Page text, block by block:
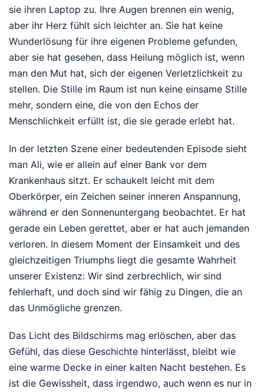
sie ihren Laptop zu. Ihre Augen brennen ein wenig,
aber ihr Herz fühlt sich leichter an. Sie hat keine
Wunderlösung für ihre eigenen Probleme gefunden,
aber sie hat gesehen, dass Heilung möglich ist, wenn
man den Mut hat, sich der eigenen Verletzlichkeit zu
stellen. Die Stille im Raum ist nun keine einsame Stille
mehr, sondern eine, die von den Echos der
Menschlichkeit erfüllt ist, die sie gerade erlebt hat.
In der letzten Szene einer bedeutenden Episode sieht
man Ali, wie er allein auf einer Bank vor dem
Krankenhaus sitzt. Er schaukelt leicht mit dem
Oberkörper, ein Zeichen seiner inneren Anspannung,
während er den Sonnenuntergang beobachtet. Er hat
gerade ein Leben gerettet, aber er hat auch jemanden
verloren. In diesem Moment der Einsamkeit und des
gleichzeitigen Triumphs liegt die gesamte Wahrheit
unserer Existenz: Wir sind zerbrechlich, wir sind
fehlerhaft, und doch sind wir fähig zu Dingen, die an
das Unmögliche grenzen.
Das Licht des Bildschirms mag erlöschen, aber das
Gefühl, das diese Geschichte hinterlässt, bleibt wie
eine warme Decke in einer kalten Nacht bestehen. Es
ist die Gewissheit, dass irgendwo, auch wenn es nur in